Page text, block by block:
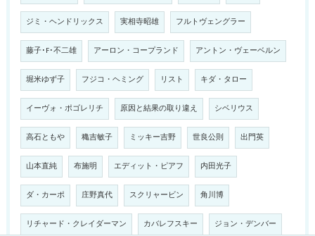
ジミ・ヘンドリックス 実相寺昭雄 フルトヴェングラー
藤子･F･不二雄 アーロン・コープランド アントン・ヴェーベルン
堀米ゆず子 フジコ・ヘミング リスト キダ・タロー
イーヴォ・ポゴレリチ 原因と結果の取り違え シベリウス
高石ともや 穐吉敏子 ミッキー吉野 世良公則 出門英
山本直純 布施明 エディット・ピアフ 内田光子
ダ・カーポ 庄野真代 スクリャービン 角川博
リチャード・クレイダーマン カバレフスキー ジョン・デンバー